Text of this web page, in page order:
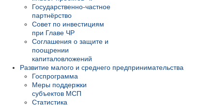
Государственно-частное
партнёрство
Совет по инвестициям
при Главе ЧР
Соглашения о защите и
поощрении
капиталовложений
Развитие малого и среднего предпринимательства
Госпрограмма
Меры поддержки
субъектов МСП
Статистика